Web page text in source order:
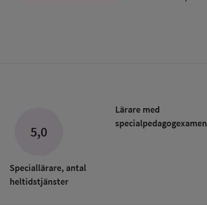
5,0
Speciallärare, antal
heltidstjänster
Lärare med
specialpedagog­examen